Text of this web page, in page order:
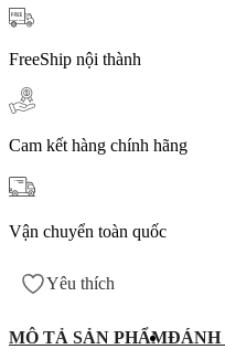
FreeShip nội thành
Cam kết hàng chính hãng
Vận chuyển toàn quốc
Yêu thích
MÔ TẢ SẢN PHẨMĐÁNH